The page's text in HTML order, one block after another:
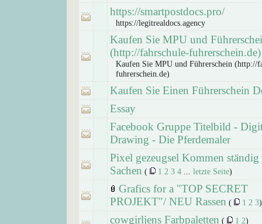
https://smartpostdocs.pro/
https://legitrealdocs.agency
Kaufen Sie MPU und
(http://fahrschule-fuhrerschein.de)
Kaufen Sie MPU und Führerschein (http://
fuhrerschein.de)
Kaufen Sie Einen Führerschein
Essay
Facebook Gruppe Titelbild -
Drawing - Die Pferdemaler
Pixel gezeugsel Kommen ständig
Sachen ( 1 2 3 4 letzte Seite)
Grafics for a "TOP SECRET
PROJEKT"/ NEU Rassen ( 1 2 3)
cowgirljens Farbpaletten ( 1 2)